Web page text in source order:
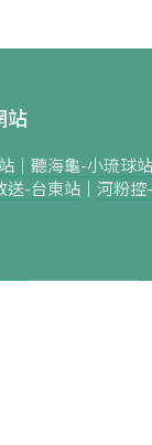
站
｜ 聽海龜-小琉球站
送-台東站｜ 河粉控